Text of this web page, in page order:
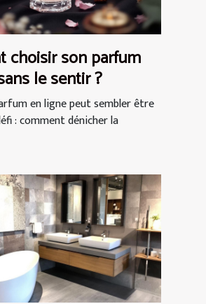
choisir son parfum
le sentir ?
en ligne peut sembler être
: comment dénicher la